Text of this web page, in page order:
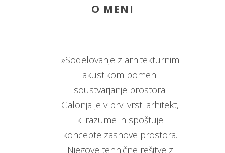
O MENI
»Sodelovanje z arhitekturnim
akustikom pomeni
soustvarjanje prostora.
Galonja je v prvi vrsti arhitekt,
ki razume in spoštuje
koncepte zasnove prostora.
Njegove tehnične rešitve z